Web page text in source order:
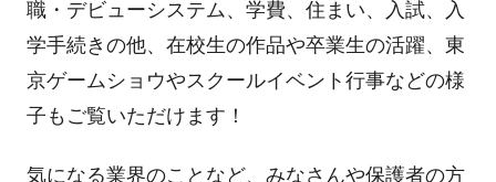
職・デビューシステム、学費、住まい、入試、入
学手続きの他、在校生の作品や卒業生の活躍、東
京ゲームショウやスクールイベント行事などの様
子もご覧いただけます！
気になる業界のことなど、みなさんや保護者の方